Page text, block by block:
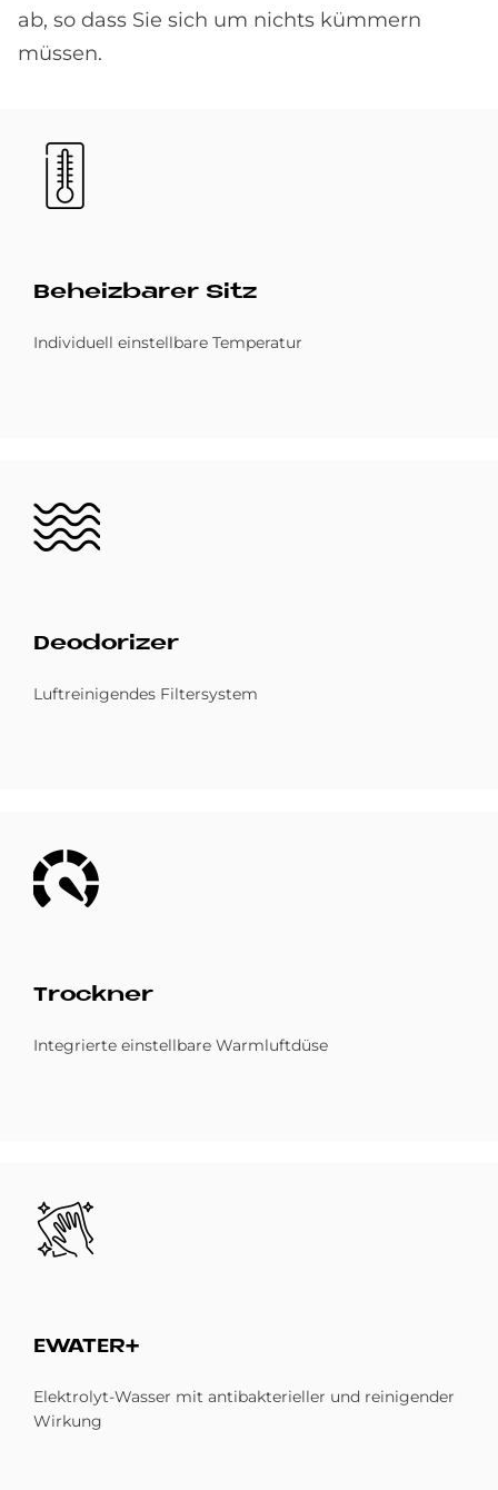
ab, so dass Sie sich um nichts kümmern
müssen.
Bild
Be­heiz­ba­rer Sitz
Individuell einstellbare Temperatur
Bild
De­odo­ri­zer
Luftreinigendes Filtersystem
Bild
Trock­ner
Integrierte einstellbare Warmluftdüse
Bild
EWA­TER+
Elektrolyt-Wasser mit antibakterieller und reinigender
Wirkung